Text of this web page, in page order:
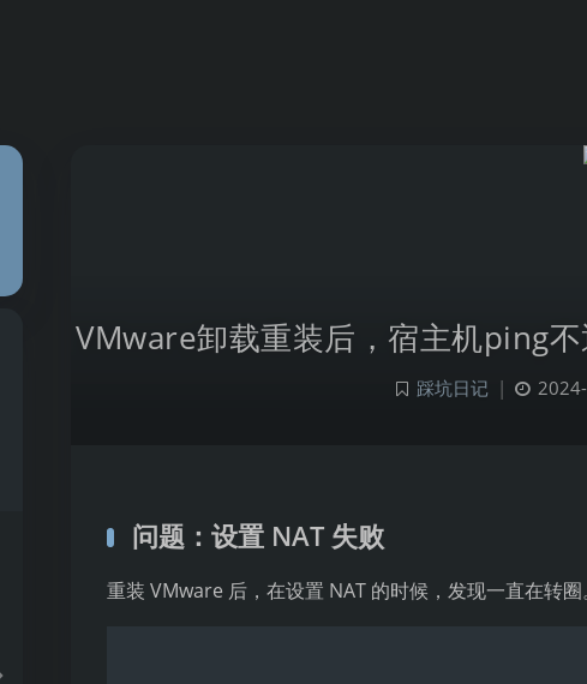
VMware卸载重装后，宿主机ping
踩坑日记 |
问题：设置 NAT 失败
重装 VMware 后，在设置 NAT 的时候，发现一直在转圈。